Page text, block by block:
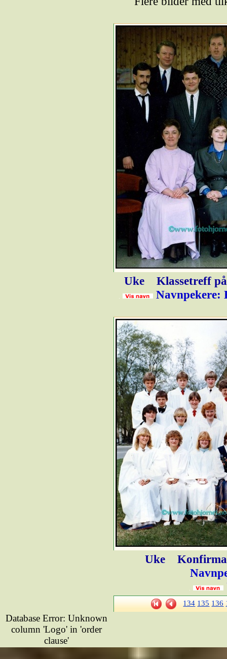
Uke
Klassetreff
Navnpekere:
Uke
134 135 136
Database Error: Unknown
column 'Logo' in 'order
clause'